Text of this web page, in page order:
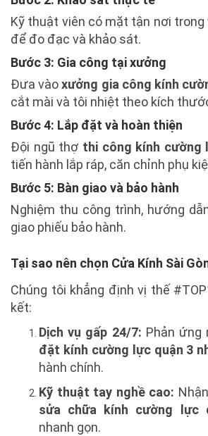
Kỹ thuật viên có mặt tận nơi trong
để đo đạc và khảo sát.
Bước 3: Gia công tại xưởng
Đưa vàoxưởng gia công kính
cắt mài và tôi nhiệt theo kích
Bước 4: Lắp đặt và hoàn thiện
Đội ngũ thợ thi công kính cường
tiến hành lắp ráp, căn chỉnh phụ
Bước 5: Bàn giao và bảo hành
Nghiệm thu công trình, hướng
giao phiếu bảo hành.
Tại sao nên chọn Cửa Kính Sài
Chúng tôi khẳng định vị thế
kết:
Dịch vụ gấp 24/7: Phản ứng
đặt kính cường lực quận 3
hành chính.
Kỹ thuật tay nghề cao:
sửa chữa kính cường lực
nhanh gọn.